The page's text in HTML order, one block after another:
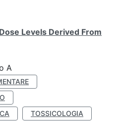
Levels Derived From
A
TOSSICOLOGIA